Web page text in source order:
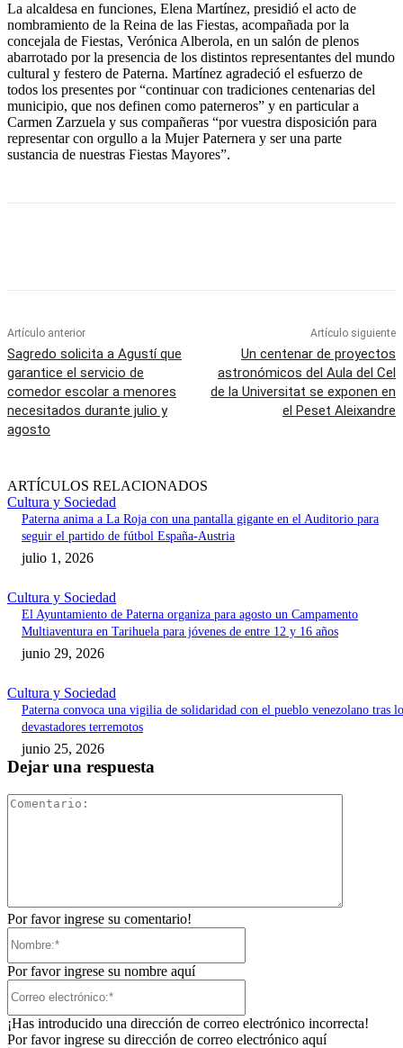
La alcaldesa en funciones, Elena Martínez, presidió el acto de
nombramiento de la Reina de las Fiestas, acompañada por la
concejala de Fiestas, Verónica Alberola, en un salón de plenos
abarrotado por la presencia de los distintos representantes del mundo
cultural y festero de Paterna. Martínez agradeció el esfuerzo de
todos los presentes por “continuar con tradiciones centenarias del
municipio, que nos definen como paterneros” y en particular a
Carmen Zarzuela y sus compañeras “por vuestra disposición para
representar con orgullo a la Mujer Paternera y ser una parte
sustancia de nuestras Fiestas Mayores”.
Artículo anterior
Sagredo solicita a Agustí que
garantice el servicio de
comedor escolar a menores
necesitados durante julio y
agosto
Artículo siguiente
Un centenar de proyectos
astronómicos del Aula del Cel
de la Universitat se exponen en
el Peset Aleixandre
ARTÍCULOS RELACIONADOS
Cultura y Sociedad
Paterna anima a La Roja con una pantalla gigante en el Auditorio para
seguir el partido de fútbol España-Austria
julio 1, 2026
Cultura y Sociedad
El Ayuntamiento de Paterna organiza para agosto un Campamento
Multiaventura en Tarihuela para jóvenes de entre 12 y 16 años
junio 29, 2026
Cultura y Sociedad
Paterna convoca una vigilia de solidaridad con el pueblo venezolano tras
devastadores terremotos
junio 25, 2026
Dejar una respuesta
Por favor ingrese su comentario!
Por favor ingrese su nombre aquí
¡Has introducido una dirección de correo electrónico incorrecta!
Por favor ingrese su dirección de correo electrónico aquí